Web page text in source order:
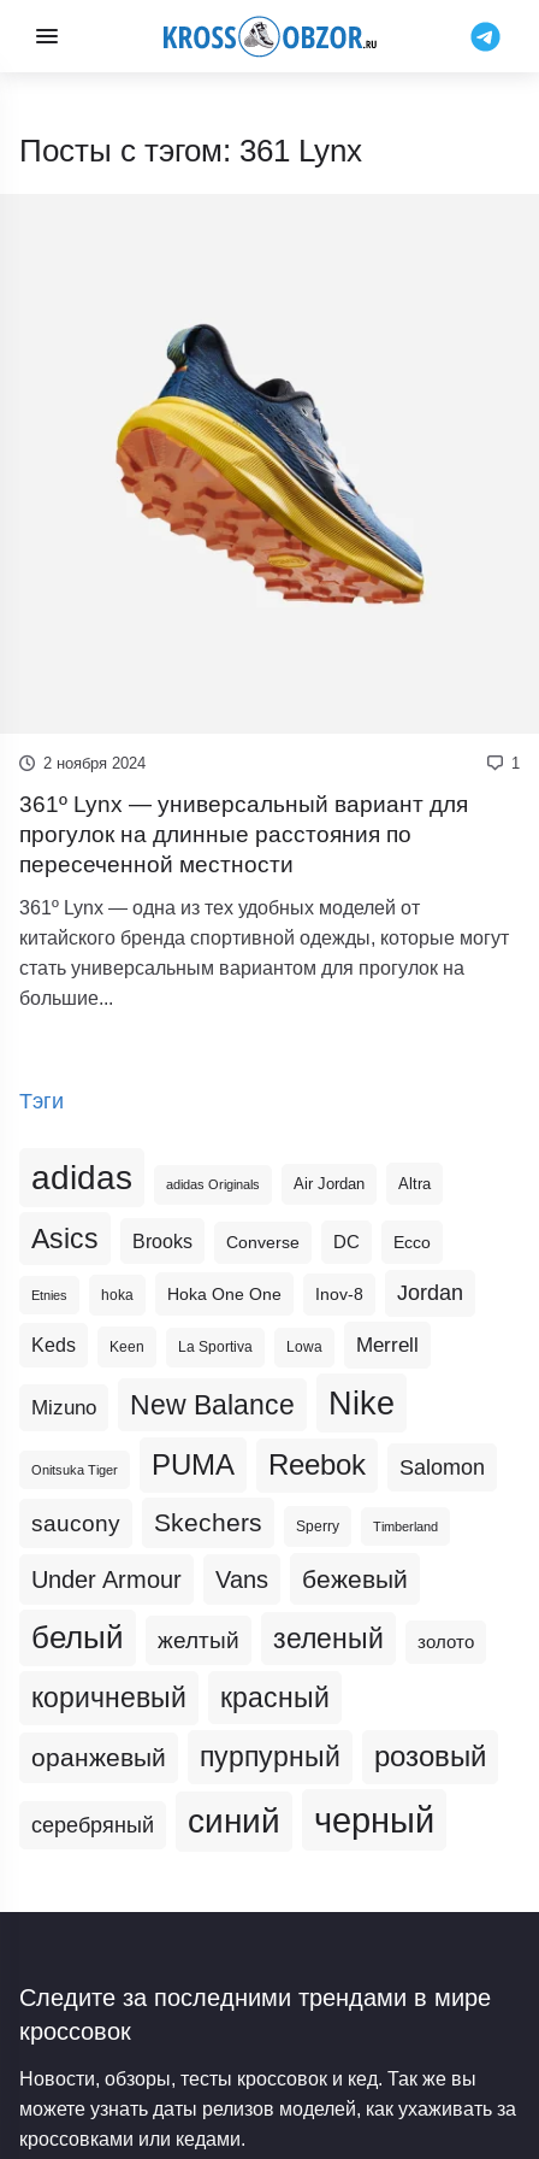
Посты с тэгом: 361 Lynx
2 ноября 2024 1
361º Lynx — универсальный вариант для
прогулок на длинные расстояния по
пересеченной местности
361º Lynx — одна из тех удобных моделей от
китайского бренда спортивной одежды, которые могут
стать универсальным вариантом для прогулок на
большие...
Тэги
adidas adidas Originals Air Jordan Altra
Asics Brooks Converse DC Ecco
Etnies hoka Hoka One One Inov-8 Jordan
Keds Keen La Sportiva Lowa Merrell
Mizuno New Balance Nike
Onitsuka Tiger PUMA Reebok Salomon
saucony Skechers Sperry Timberland
Under Armour Vans бежевый
белый желтый зеленый золото
коричневый красный
оранжевый пурпурный розовый
серебряный синий черный
Следите за последними трендами в мире
кроссовок
Новости, обзоры, тесты кроссовок и кед. Так же вы
можете узнать даты релизов моделей, как ухаживать за
кроссовками или кедами.